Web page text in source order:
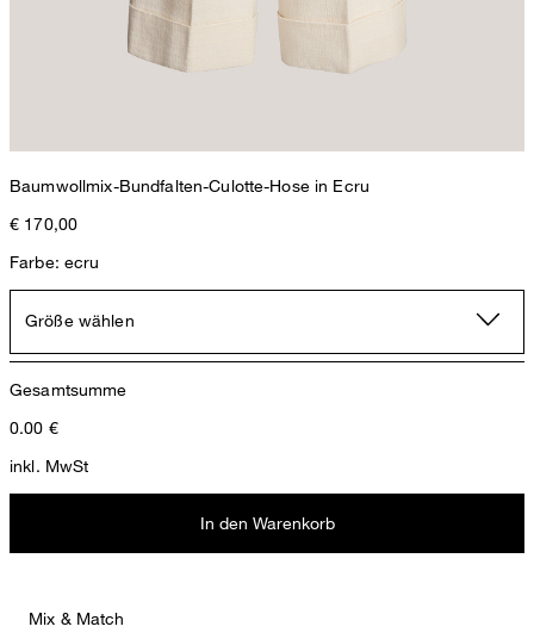
Baumwollmix-Bundfalten-Culotte-Hose in Ecru
€ 170,00
Farbe: ecru
Größe wählen
Gesamtsumme
0.00 €
inkl. MwSt
In den Warenkorb
Mix & Match